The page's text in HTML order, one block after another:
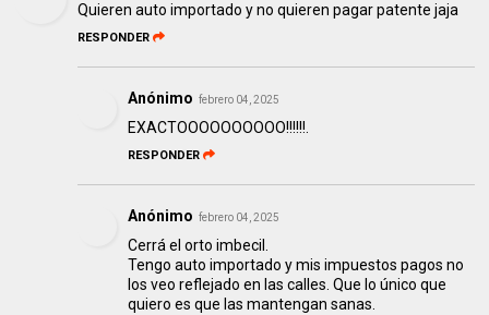
Quieren auto importado y no quieren pagar patente jaja
RESPONDER
Anónimo febrero 04, 2025
EXACTOOOOOOOOOO!!!!!!.
RESPONDER
Anónimo febrero 04, 2025
Cerrá el orto imbecil.
Tengo auto importado y mis impuestos pagos no
los veo reflejado en las calles. Que lo único que
quiero es que las mantengan sanas.